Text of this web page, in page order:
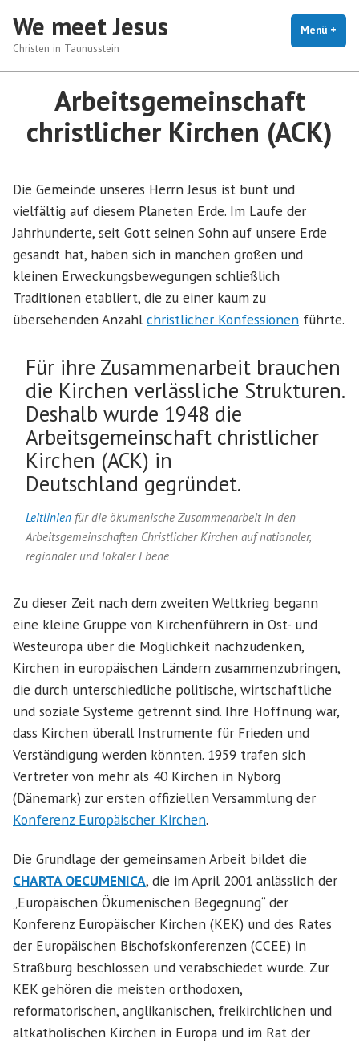
Inhalt
springen
We meet Jesus
Christen in Taunusstein
Menü +
Arbeitsgemeinschaft
christlicher Kirchen (ACK)
Die Gemeinde unseres Herrn Jesus ist bunt und
vielfältig auf diesem Planeten Erde. Im Laufe der
Jahrhunderte, seit Gott seinen Sohn auf unsere Erde
gesandt hat, haben sich in manchen großen und
kleinen Erweckungsbewegungen schließlich
Traditionen etabliert, die zu einer kaum zu
übersehenden Anzahl christlicher Konfessionen führte.
Für ihre Zusammenarbeit brauchen
die Kirchen verlässliche Strukturen.
Deshalb wurde 1948 die
Arbeitsgemeinschaft christlicher
Kirchen (ACK) in
Deutschland gegründet.
Leitlinien für die ökumenische Zusammenarbeit in den
Arbeitsgemeinschaften Christlicher Kirchen auf nationaler,
regionaler und lokaler Ebene
Zu dieser Zeit nach dem zweiten Weltkrieg begann
eine kleine Gruppe von Kirchenführern in Ost- und
Westeuropa über die Möglichkeit nachzudenken,
Kirchen in europäischen Ländern zusammenzubringen,
die durch unterschiedliche politische, wirtschaftliche
und soziale Systeme getrennt sind. Ihre Hoffnung war,
dass Kirchen überall Instrumente für Frieden und
Verständigung werden könnten. 1959 trafen sich
Vertreter von mehr als 40 Kirchen in Nyborg
(Dänemark) zur ersten offiziellen Versammlung der
Konferenz Europäischer Kirchen.
Die Grundlage der gemeinsamen Arbeit bildet die
CHARTA OECUMENICA, die im April 2001 anlässlich der
„Europäischen Ökumenischen Begegnung“ der
Konferenz Europäischer Kirchen (KEK) und des Rates
der Europäischen Bischofskonferenzen (CCEE) in
Straßburg beschlossen und verabschiedet wurde. Zur
KEK gehören die meisten orthodoxen,
reformatorischen, anglikanischen, freikirchlichen und
altkatholischen Kirchen in Europa und im Rat der